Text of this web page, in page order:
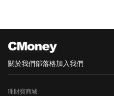
關於我們部落格加入我們
理財寶商城